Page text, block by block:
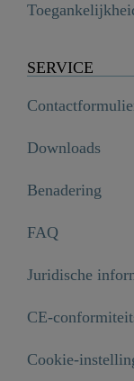
SERVICE
Downloads
Benadering
FAQ
Juridische
CE-
Cookie-